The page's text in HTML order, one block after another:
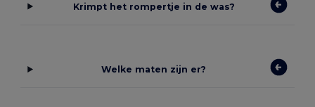
Krimpt het rompertje in de was?
Welke maten zijn er?